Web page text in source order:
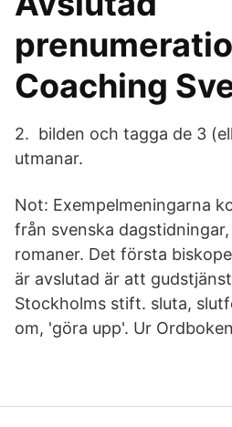
Coaching
2. ️ bilden och tagga de 3
utmanar.
Not: Exempelmeningarna
från svenska
romaner. Det första
är avslutad är att
Stockholms stift. sluta,
om, 'göra upp'. Ur